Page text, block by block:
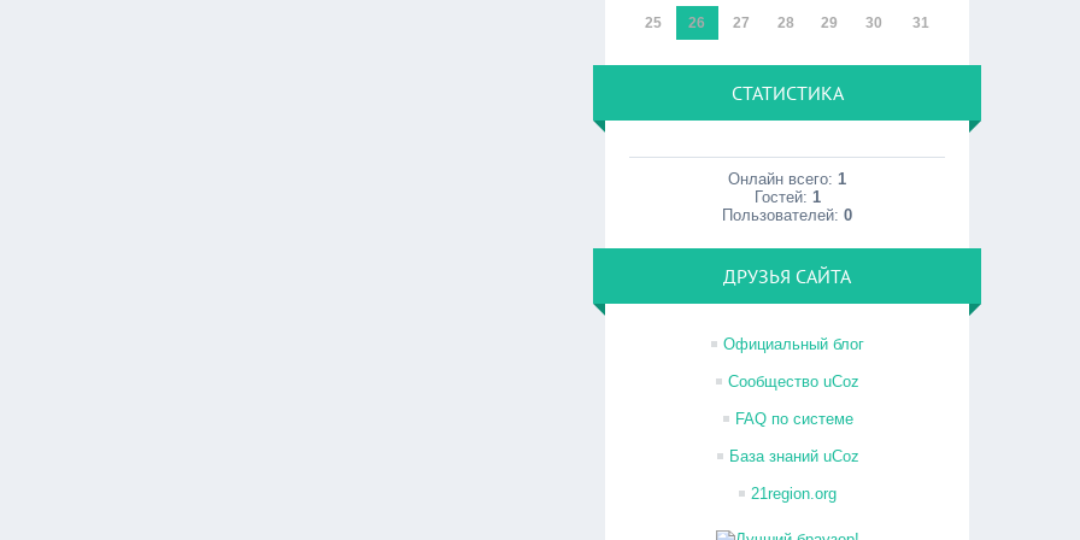
25 26 27 28 29 30 31
СТАТИСТИКА
Онлайн всего:1
Гостей: 1
Пользователей:0
ДРУЗЬЯ САЙТА
Официальный блог
Сообщество uCoz
FAQ по системе
База знаний uCoz
21region.org